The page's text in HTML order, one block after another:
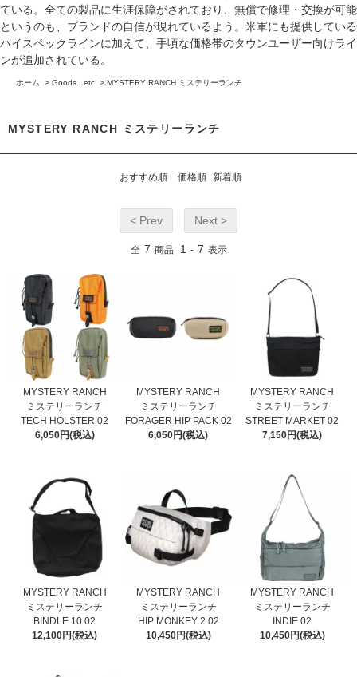
ている。全ての製品に生涯保障がされており、無償で修理・交換が可能
というのも、ブランドの自信が現れているよう。米軍にも提供している
ハイスペックラインに加えて、手頃な価格帯のタウンユーザー向けライ
ンが追加されている。
ホーム > Goods...etc > MYSTERY RANCH ミステリーランチ
MYSTERY RANCH ミステリーランチ
おすすめ順 価格順 新着順
< Prev Next >
全 7 商品 1 - 7 表示
MYSTERY RANCH
ミステリーランチ
TECH HOLSTER 02
6,050円(税込)
MYSTERY RANCH
ミステリーランチ
FORAGER HIP PACK 02
6,050円(税込)
MYSTERY RANCH
ミステリーランチ
STREET MARKET 02
7,150円(税込)
MYSTERY RANCH
ミステリーランチ
BINDLE 10 02
12,100円(税込)
MYSTERY RANCH
ミステリーランチ
HIP MONKEY 2 02
10,450円(税込)
MYSTERY RANCH
ミステリーランチ
INDIE 02
10,450円(税込)